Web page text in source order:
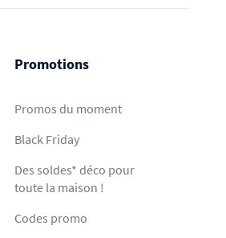
Promotions
Promos du moment
Black Friday
Des soldes* déco pour
toute la maison !
Codes promo